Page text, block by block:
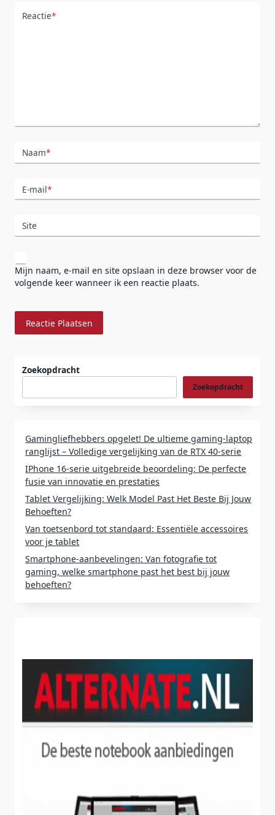
Reactie*
Naam*
E-mail*
Site
Mijn naam, e-mail en site opslaan in deze browser voor de
volgende keer wanneer ik een reactie plaats.
Zoekopdracht
Zoekopdracht
Gamingliefhebbers opgelet! De ultieme gaming-laptop
ranglijst – Volledige vergelijking van de RTX 40-serie
IPhone 16-serie uitgebreide beoordeling: De perfecte
fusie van innovatie en prestaties
Tablet Vergelijking: Welk Model Past Het Beste Bij Jouw
Behoeften?
Van toetsenbord tot standaard: Essentiële accessoires
voor je tablet
Smartphone-aanbevelingen: Van fotografie tot
gaming, welke smartphone past het best bij jouw
behoeften?